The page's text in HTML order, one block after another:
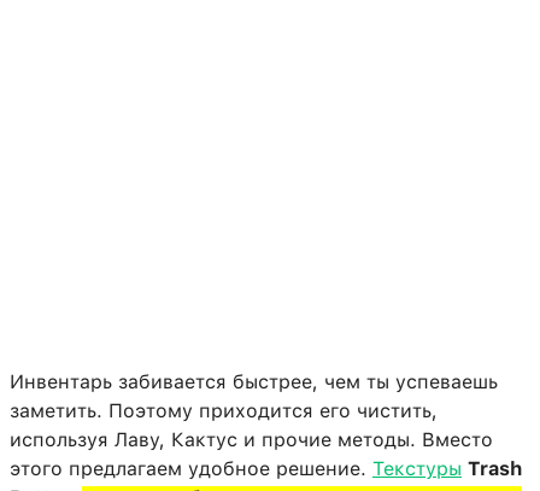
Инвентарь забивается быстрее, чем ты успеваешь
заметить. Поэтому приходится его чистить,
используя Лаву, Кактус и прочие методы. Вместо
этого предлагаем удобное решение. Текстуры Trash